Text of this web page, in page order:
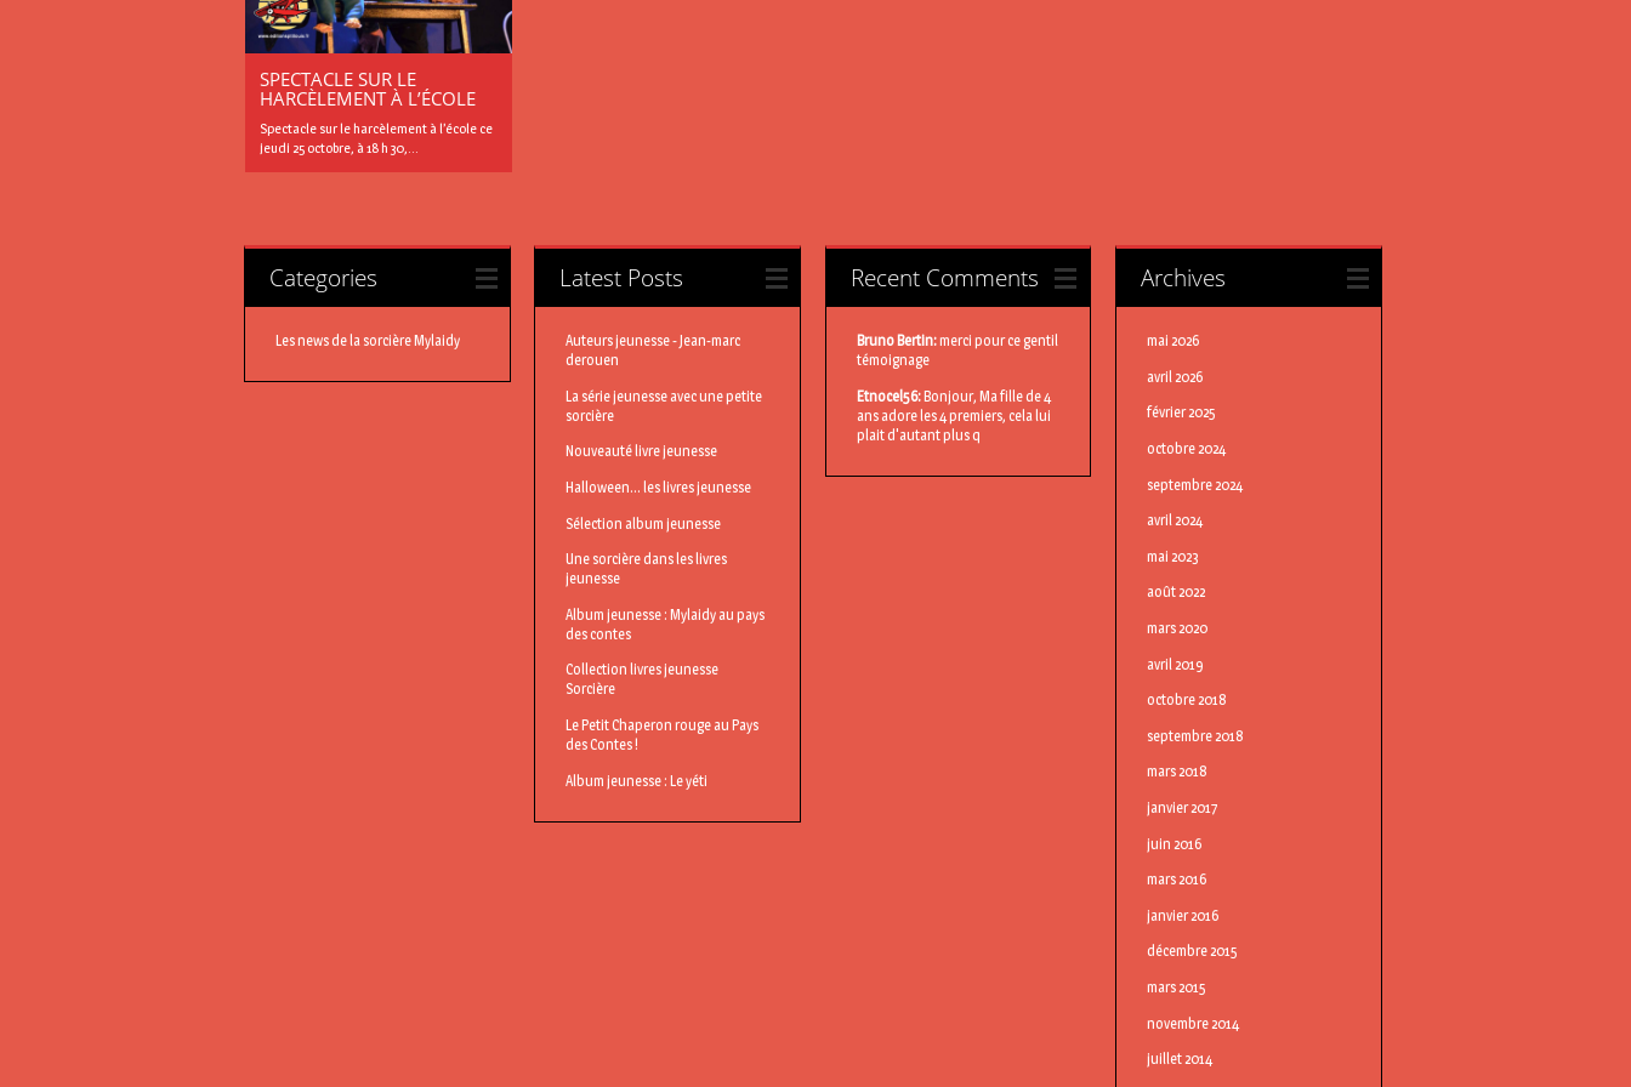
SPECTACLE SUR LE
HARCÈLEMENT À L’ÉCOLE
Spectacle sur le harcèlement à l’école ce
jeudi 25 octobre, à 18 h 30,...
Categories
Les news de la sorcière Mylaidy
Latest Posts
Auteurs jeunesse - Jean-marc
derouen
La série jeunesse avec une petite
sorcière
Nouveauté livre jeunesse
Halloween... les livres jeunesse
Sélection album jeunesse
Une sorcière dans les livres
jeunesse
Album jeunesse : Mylaidy au pays
des contes
Collection livres jeunesse
Sorcière
Le Petit Chaperon rouge au Pays
des Contes !
Album jeunesse : Le yéti
Recent Comments
Bruno Bertin:merci pour ce gentil
témoignage
Etnocel56:Bonjour, Ma fille de 4
ans adore les 4 premiers, cela lui
plait d'autant plus q
Archives
mai 2026
avril 2026
février 2025
octobre 2024
septembre 2024
avril 2024
mai 2023
août 2022
mars 2020
avril 2019
octobre 2018
septembre 2018
mars 2018
janvier 2017
juin 2016
mars 2016
janvier 2016
décembre 2015
mars 2015
novembre 2014
juillet 2014